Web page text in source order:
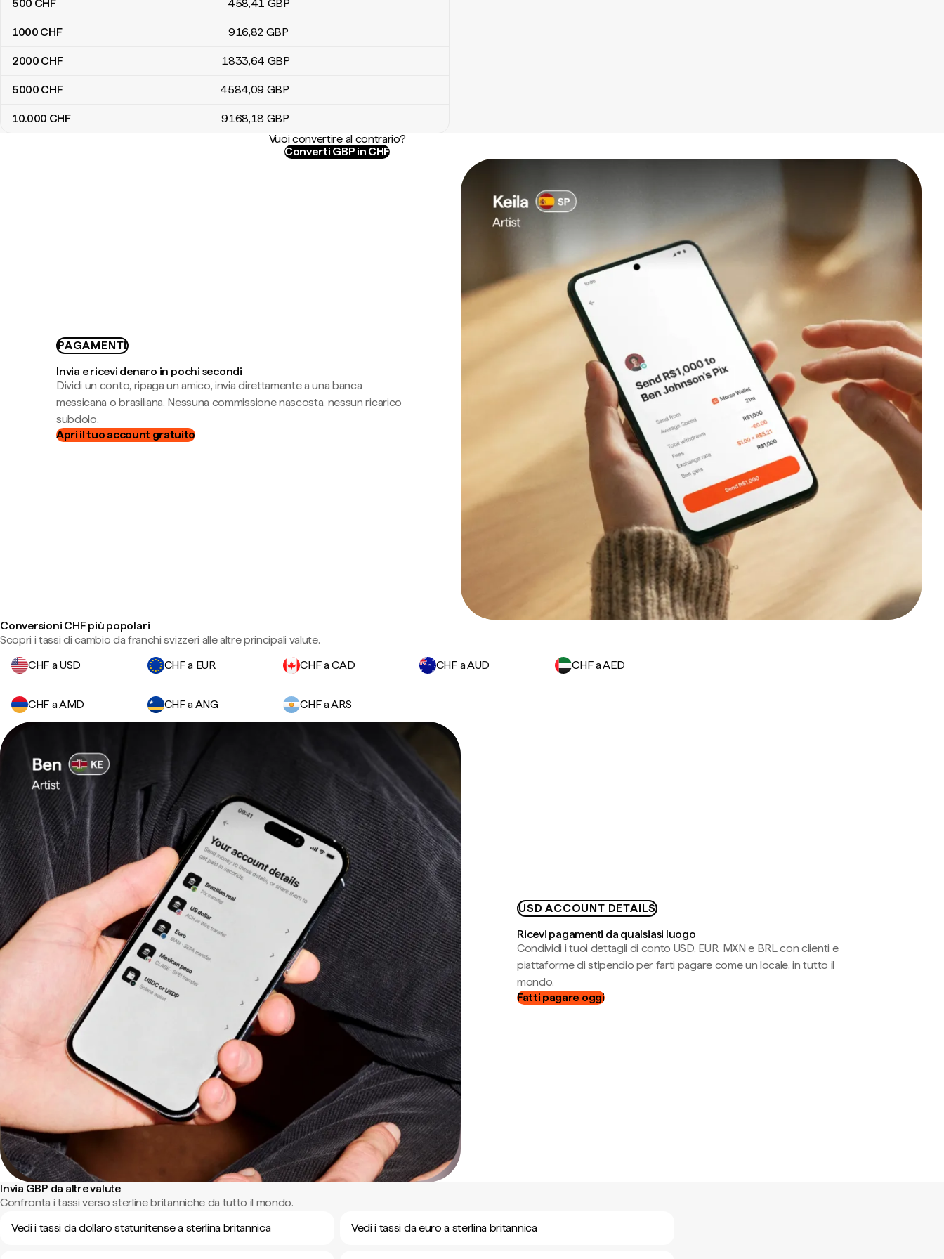
500 CHF 458,41 GBP
1000 CHF 916,82 GBP
2000 CHF 1833,64 GBP
5000 CHF 4584,09 GBP
10.000 CHF 9168,18 GBP
Vuoi convertire al contrario?
Converti GBP in CHF
PAGAMENTI
Invia e ricevi denaro in pochi secondi
Dividi un conto, ripaga un amico, invia direttamente a una banca
messicana o brasiliana. Nessuna commissione nascosta, nessun ricarico
subdolo.
Apri il tuo account gratuito
Conversioni CHF più popolari
Scopri i tassi di cambio da franchi svizzeri alle altre principali valute.
CHF a USD
CHF a EUR CHF a CAD CHF a AUD CHF a AED
CHF a AMD CHF a ANG CHF a ARS
USD ACCOUNT DETAILS
Ricevi pagamenti da qualsiasi luogo
Condividi i tuoi dettagli di conto USD, EUR, MXN e BRL con clienti e
piattaforme di stipendio per farti pagare come un locale, in tutto il
mondo.
Fatti pagare oggi
Invia GBP da altre valute
Confronta i tassi verso sterline britanniche da tutto il mondo.
Vedi i tassi da dollaro statunitense a sterlina britannica
Vedi i tassi da euro a sterlina britannica